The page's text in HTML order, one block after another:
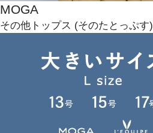
MOGA
その他トップス (そのたとっぷす)